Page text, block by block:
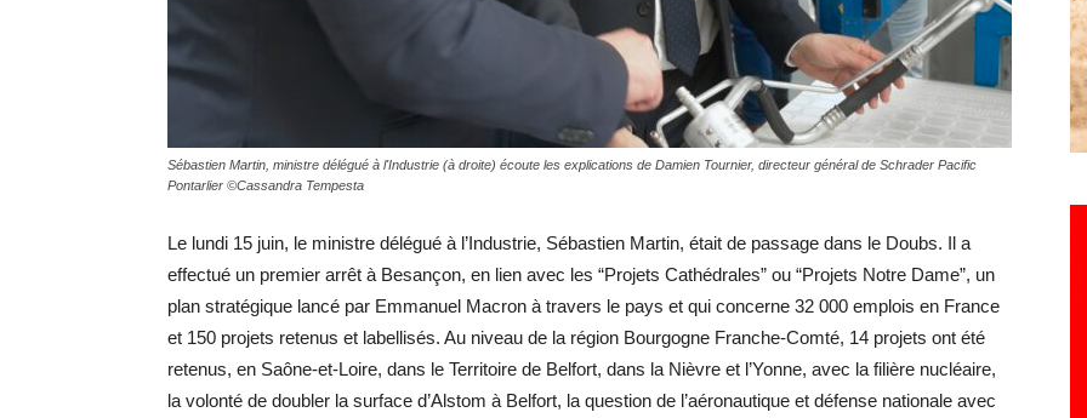
Sébastien Martin, ministre délégué à l'Industrie (à droite) écoute les explications de Damien Tournier, directeur général de Schrader Pacific
Pontarlier ©Cassandra Tempesta
Le lundi 15 juin, le ministre délégué à l’Industrie, Sébastien Martin, était de passage dans le Doubs. Il a
effectué un premier arrêt à Besançon, en lien avec les “Projets Cathédrales” ou “Projets Notre Dame”, un
plan stratégique lancé par Emmanuel Macron à travers le pays et qui concerne 32 000 emplois en France
et 150 projets retenus et labellisés. Au niveau de la région Bourgogne Franche-Comté, 14 projets ont été
retenus, en Saône-et-Loire, dans le Territoire de Belfort, dans la Nièvre et l’Yonne, avec la filière nucléaire,
la volonté de doubler la surface d’Alstom à Belfort, la question de l’aéronautique et défense nationale avec